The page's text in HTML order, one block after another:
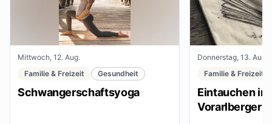
Mittwoch, 12. Aug.
Familie & Freizeit
Gesundheit
Schwangerschaftsyoga
Donnerstag, 13. Aug.
Familie & Freizeit
Eintauchen in
Vorarlberger